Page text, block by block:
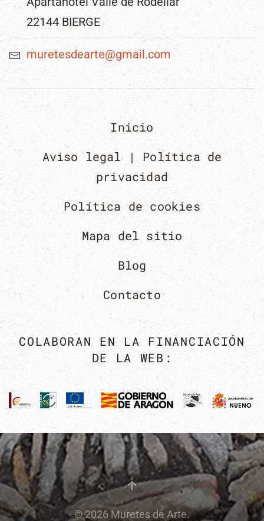
22144 BIERGE
muretesdearte@gmail.com
Inicio
Aviso legal | Política de
privacidad
Política de cookies
Mapa del sitio
Blog
Contacto
COLABORAN EN LA FINANCIACIÓN
DE LA WEB:
©2026Muretes de Arte.